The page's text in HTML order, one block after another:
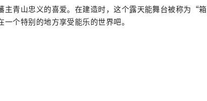
主青山忠义的喜爱。在建造时，这个露天能舞台被称为“
个特别的地方享受能乐的世界吧。